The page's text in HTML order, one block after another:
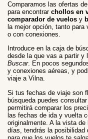
Comparamos las ofertas
para encontrar chollos en
comparador de vuelos y
la mejor opción, tanto
o con conexiones.
Introduce en la caja de
desde la que vas a partir y
Buscar. En pocos
y conexiones aéreas, y
viaje a Vilna.
Si tus fechas de viaje son
búsqueda puedes
permitirá comparar los
las fechas de ida y vuelta
originalmente. A la vista
días, tendrás la